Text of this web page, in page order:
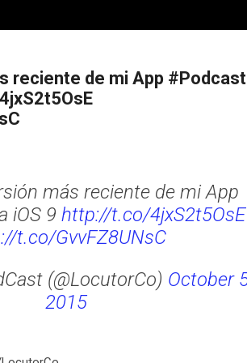
reciente de mi App #Podcast
más reciente de mi App
iOS 9 http://t.co/4jxS2t5OsE
t.co/GvvFZ8UNsC
(@LocutorCo) October
2015